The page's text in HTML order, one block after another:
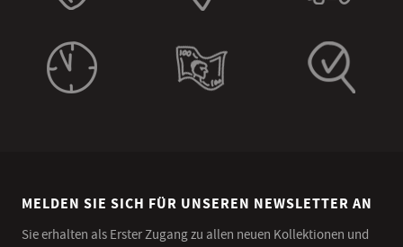
MELDEN SIE SICH FÜR UNSEREN NEWSLETTER AN
Sie erhalten als Erster Zugang zu allen neuen Kollektionen und